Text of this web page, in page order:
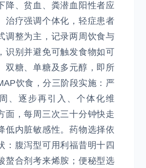
降、贫血、粪潜血阳性者应
治疗强调个体化，轻症患者
调整为主，记录两周饮食与
识别并避免可触发食物如可
双糖、单糖及多元醇，即所
饮食，分三阶段实施：严
、逐步再引入、个体化维
面，每周三次三十分钟快走
低内脏敏感性。药物选择依
：腹泻型可用利福昔明十四
螯合剂考来烯胺；便秘型选